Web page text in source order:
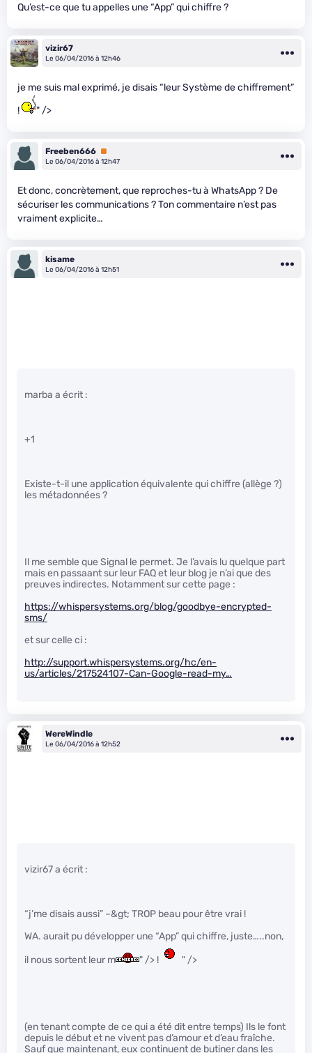
Qu’est-ce que tu appelles une “App” qui chiffre ?
vizir67
Le 06/04/2016 à 12h46
je me suis mal exprimé, je disais “leur Système de chiffrement”
!
" />
Freeben666 Premium
Le 06/04/2016 à 12h47
Et donc, concrètement, que reproches-tu à WhatsApp ? De
sécuriser les communications ? Ton commentaire n’est pas
vraiment explicite…
kisame
Le 06/04/2016 à 12h51
marba a écrit :
+1
Existe-t-il une application équivalente qui chiffre (allège ?)
les métadonnées ?
Il me semble que Signal le permet. Je l’avais lu quelque part
mais en passaant sur leur FAQ et leur blog je n’ai que des
preuves indirectes. Notamment sur cette page :
https://whispersystems.org/blog/goodbye-encrypted-
sms/
et sur celle ci :
http://support.whispersystems.org/hc/en-
us/articles/217524107-Can-Google-read-my…
WereWindle
Le 06/04/2016 à 12h52
vizir67 a écrit :
“j’me disais aussi” –&gt; TROP beau pour être vrai !
WA. aurait pu développer une “App” qui chiffre, juste…..non,
il nous sortent leur m
" /> ! " />
(en tenant compte de ce qui a été dit entre temps) Ils le font
depuis le début et ne vivent pas d’amour et d’eau fraîche.
Sauf que maintenant, eux continuent de butiner dans les